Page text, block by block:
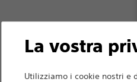
La vostra
Utilizziamo i cookie nostri e